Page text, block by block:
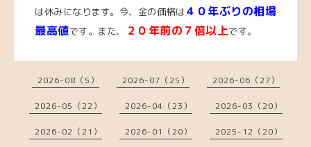
は休みになります。今、 金の価格は ４０年ぶりの相場
最高値です。また、 ２０年前の７倍以上です。
2026-08（5） 2026-07（25） 2026-06（27）
2026-05（22） 2026-04（23） 2026-03（20）
2026-02（21） 2026-01（20） 2025-12（20）